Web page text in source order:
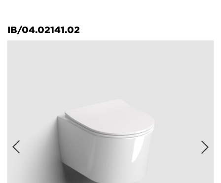
IB/04.02141.02